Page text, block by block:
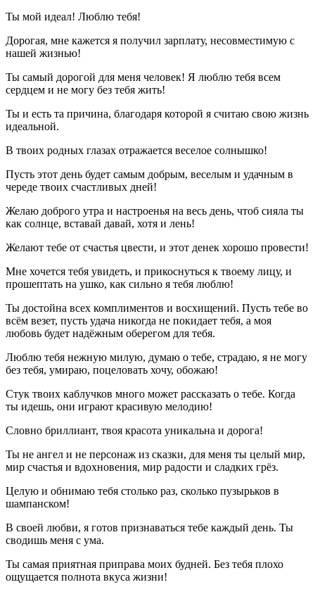
Ты мой идеал! Люблю тебя!
Дорогая, мне кажется я получил зарплату, несовместимую с
нашей жизнью!
Ты самый дорогой для меня человек! Я люблю тебя всем
сердцем и не могу без тебя жить!
Ты и есть та причина, благодаря которой я считаю свою жизнь
идеальной.
В твоих родных глазах отражается веселое солнышко!
Пусть этот день будет самым добрым, веселым и удачным в
череде твоих счастливых дней!
Желаю доброго утра и настроенья на весь день, чтоб сияла ты
как солнце, вставай давай, хотя и лень!
Желают тебе от счастья цвести, и этот денек хорошо провести!
Мне хочется тебя увидеть, и прикоснуться к твоему лицу, и
прошептать на ушко, как сильно я тебя люблю!
Ты достойна всех комплиментов и восхищений. Пусть тебе во
всём везет, пусть удача никогда не покидает тебя, а моя
любовь будет надёжным оберегом для тебя.
Люблю тебя нежную милую, думаю о тебе, страдаю, я не могу
без тебя, умираю, поцеловать хочу, обожаю!
Стук твоих каблучков много может рассказать о тебе. Когда
ты идешь, они играют красивую мелодию!
Словно бриллиант, твоя красота уникальна и дорога!
Ты не ангел и не персонаж из сказки, для меня ты целый мир,
мир счастья и вдохновения, мир радости и сладких грёз.
Целую и обнимаю тебя столько раз, сколько пузырьков в
шампанском!
В своей любви, я готов признаваться тебе каждый день. Ты
сводишь меня с ума.
Ты самая приятная приправа моих будней. Без тебя плохо
ощущается полнота вкуса жизни!